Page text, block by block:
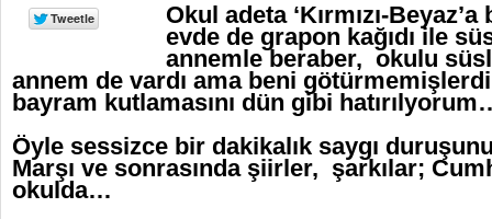
Okul adeta ‘Kırmızı-
evde de grapon kağıdı ile
annemle beraber, okulu
annem de vardı ama beni
bayram kutlamasını dün gibi
Öyle sessizce bir dakikalık saygı
Marşı ve sonrasında şiirler, şarkılar;
okulda…